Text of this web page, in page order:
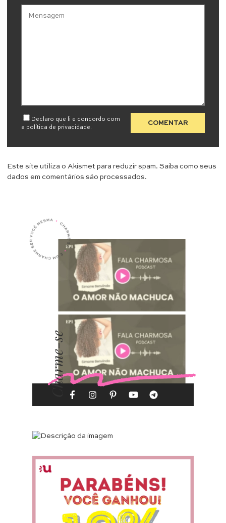
Declaro que li e concordo com
a política de privacidade.
Este site utiliza o Akismet para reduzir spam. Saiba como seus
dados em comentários são processados.
Charme-se